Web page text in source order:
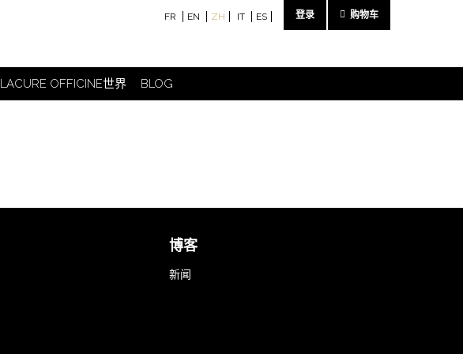
购物车
登录
FR EN ZH IT ES
LACURE OFFICINE世界 BLOG
博客
新闻